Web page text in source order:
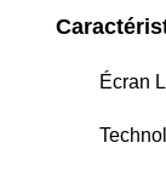
Écran